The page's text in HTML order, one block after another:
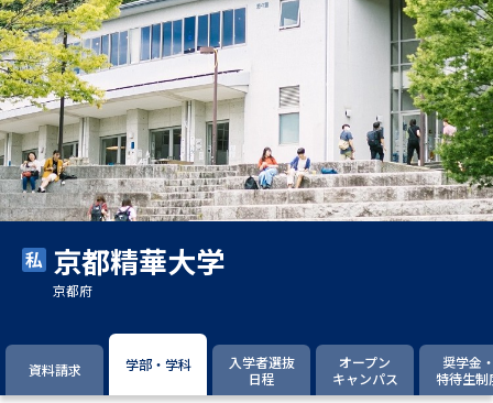
大学・短大の資料種類から請求
大学パンフ 学部・学科パンフ
総合型選抜・学校推薦型選抜 募
集要項＆願書
大学入学共通テスト利用選抜の
募集要項＆願書
過去問題集
大学・短大以外の資料から請求
留学・進学関連、塾・予備校
大学入学共通テスト「受験案
内」の請求
京都精華大学
京都府
資料請求 学部・学科
入学者選抜
日程
オープン
キャンパス
奨学金
特待生制